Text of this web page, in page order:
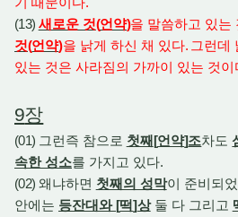
(13) 새로운 것(언약)을 말씀하고 있는
것(언약)을 낡게 하신 채 있다. 그런데
있는 것은 사라짐의 가까이 있는 것이
9장
(01) 그런즉 참으로 첫째[언약]조차도
속한 성소를 가지고 있다.
(02) 왜냐하면 첫째의 성막이 준비되
안에는 등잔대와[떡]상둘 다 그리고